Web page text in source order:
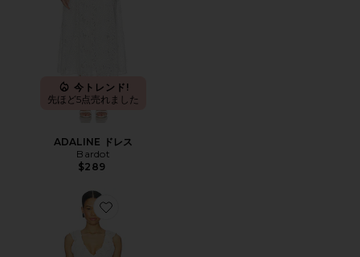
今トレンド!
先ほど5点売れました
ADALINE ドレス
Bardot
$289
Favorite KAYCEY ドレス